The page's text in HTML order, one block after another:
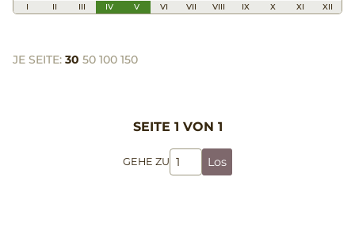
I II III IV V VI VII VIII IX X XI XII
JE SEITE: 30 50 100 150
SEITE 1 VON 1
GEHE ZU Los